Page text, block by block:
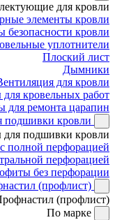
для кровли
элементы кровли
безопасности кровли
уплотнители
Плоский лист
Дымники
для кровли
кровельных работ
для ремонта царапин
подшивки кровли
для подшивки кровли
полной перфорацией
перфорацией
без перфорации
(профлист)
(профлист)
По марке